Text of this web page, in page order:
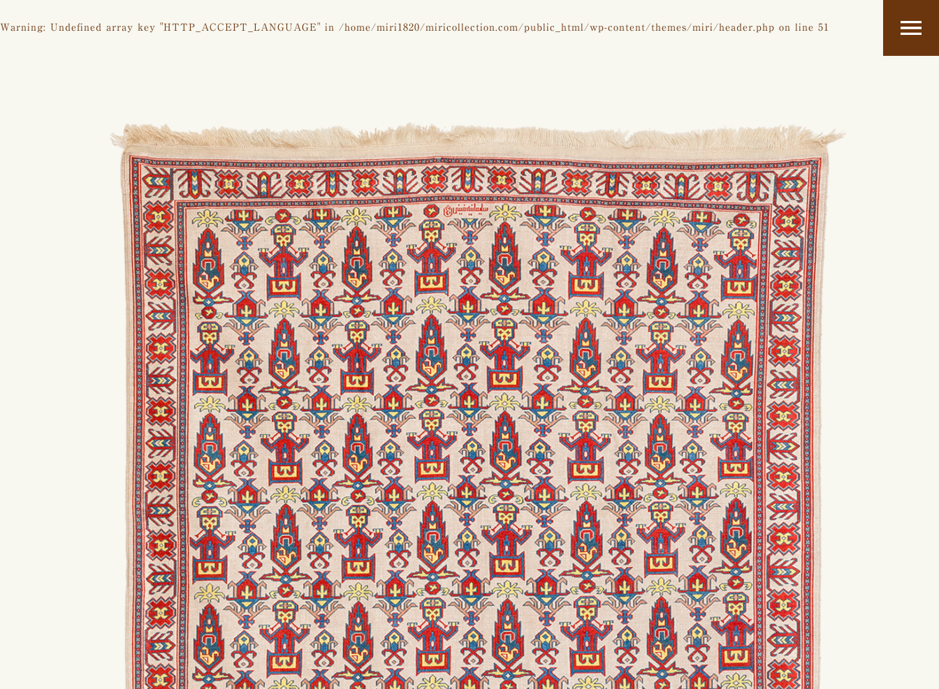
Warning: Undefined array key "HTTP_ACCEPT_LANGUAGE" in /home/miri1820/miricollection.com/public_html/wp-content/themes/miri/header.php on line 51